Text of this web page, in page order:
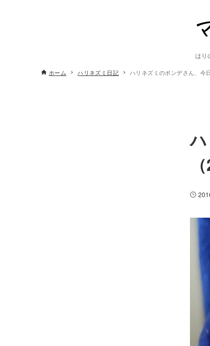
はり
ホーム ハリネズミ日記 ハリネズミのポンデさん、今